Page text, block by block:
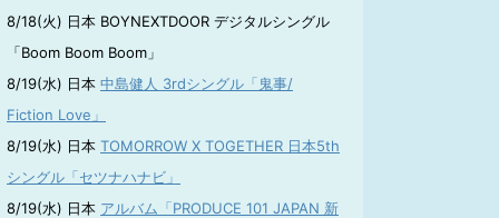
8/18(火) 日本 BOYNEXTDOOR デジタルシングル
「Boom Boom Boom」
8/19(水) 日本 中島健人 3rdシングル「鬼事/
Fiction Love」
8/19(水) 日本 TOMORROW X TOGETHER 日本5th
シングル「セツナハナビ」
8/19(水) 日本 アルバム「PRODUCE 101 JAPAN 新